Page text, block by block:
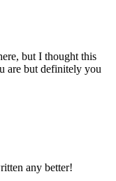
but I thought this
are but definitely you
any better!